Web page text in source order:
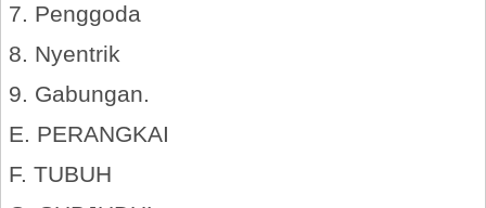
7. Penggoda
8. Nyentrik
9. Gabungan.
E. PERANGKAI
F. TUBUH